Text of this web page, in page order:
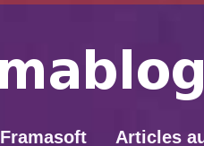
Framasoft Articles